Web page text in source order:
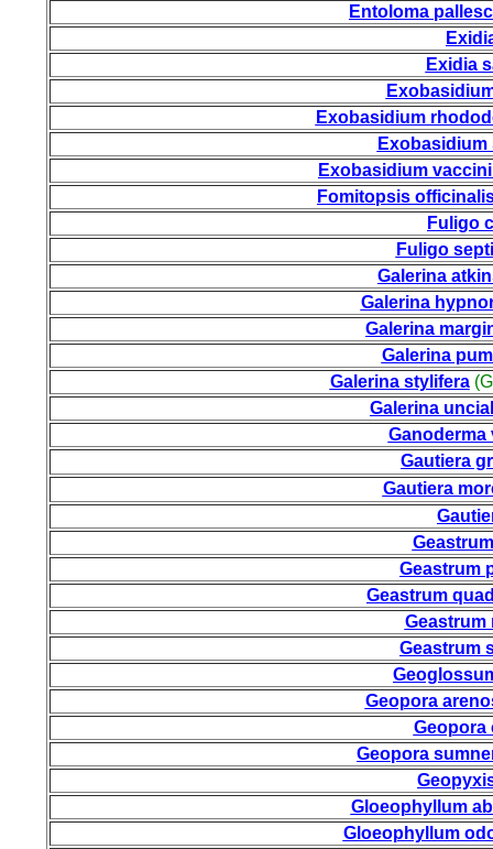
Entoloma
Exidia
Exobasidium
Exobasidium
Fomitopsis
Fuligo
Fuligo
Galerina
Galerina
Galerina
Galerina
Galerina stylifera
Galerina
Ganoderma
Gautiera
Gautiera
Geastrum
Geastrum
Geastrum
Geastrum
Geopora
Geopora
Geopora
Gloeophyllum
Gloeophyllum